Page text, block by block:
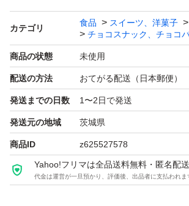
出品者都合で削除、再出品する事があり
出品中以外の物は基本的には在庫ありま
soldout品の在庫の問い合わせ、値下げ交
知できない方、ブロックします。
カテゴリ
食品 スイーツ、洋菓子
チョコスナック、チョコ
商品の状態 未使用
配送の方法 おてがる配送（日本郵便）
発送までの日数 1〜2日で発送
発送元の地域 茨城県
商品ID z625527578
Yahoo!フリマは全品送料無料・匿名配送
代金は運営が一旦預かり、評価後、出品者に支払われま